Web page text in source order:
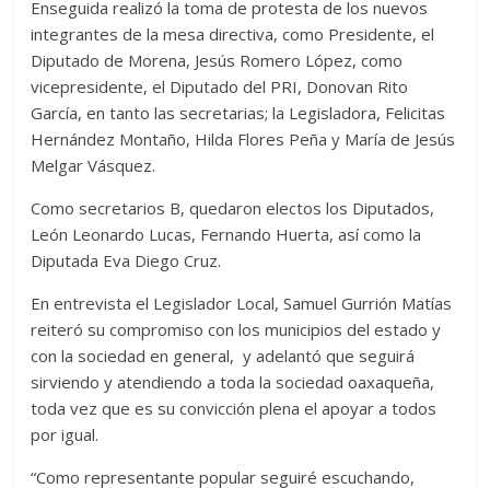
Enseguida realizó la toma de protesta de los nuevos
integrantes de la mesa directiva, como Presidente, el
Diputado de Morena, Jesús Romero López, como
vicepresidente, el Diputado del PRI, Donovan Rito
García, en tanto las secretarias; la Legisladora, Felicitas
Hernández Montaño, Hilda Flores Peña y María de Jesús
Melgar Vásquez.
Como secretarios B, quedaron electos los Diputados,
León Leonardo Lucas, Fernando Huerta, así como la
Diputada Eva Diego Cruz.
En entrevista el Legislador Local, Samuel Gurrión Matías
reiteró su compromiso con los municipios del estado y
con la sociedad en general, y adelantó que seguirá
sirviendo y atendiendo a toda la sociedad oaxaqueña,
toda vez que es su convicción plena el apoyar a todos
por igual.
“Como representante popular seguiré escuchando,